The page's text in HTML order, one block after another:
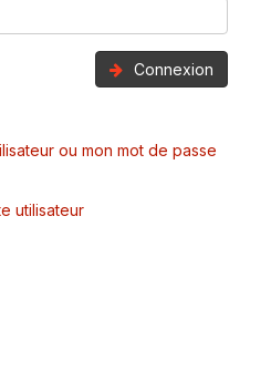
Connexion
ou mon mot de passe
utilisateur